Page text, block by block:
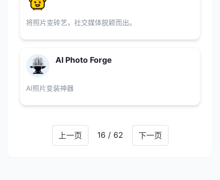
将照片变砖艺，社交媒体脱颖而出。
AI Photo Forge
AI照片变装神器
上一页 16 / 62 下一页